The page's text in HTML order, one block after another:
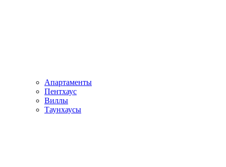
Апартаменты
Пентхаус
Виллы
Таунхаусы